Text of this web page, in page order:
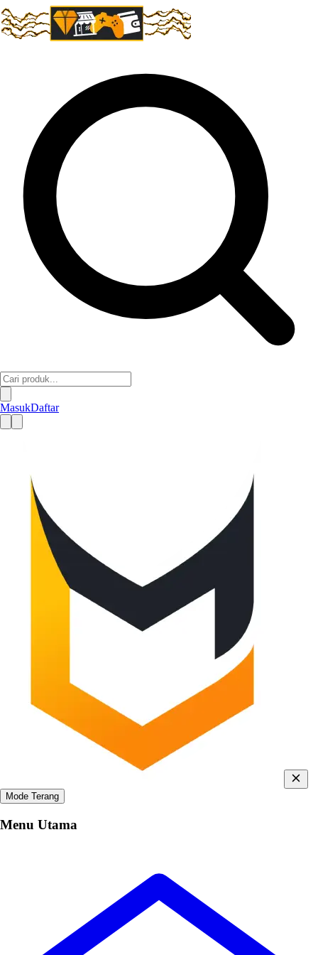
MasukDaftar
Mode Terang
Menu Utama